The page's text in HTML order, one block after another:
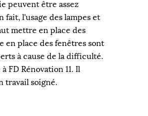
peuvent être assez
l'usage des lampes et
mettre en place des
en place des fenêtres sont
à cause de la difficulté.
FD Rénovation 11. Il
travail soigné.